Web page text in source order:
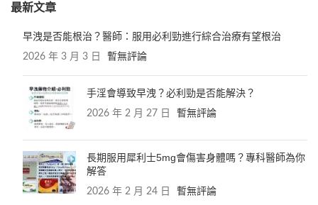
最新文章
早洩是否能根治？醫師：服用必利勁進行綜合治療有望根治
2026 年 3 月 3 日 暫無評論
手淫會導致早洩？必利勁是否能解決？
2026 年 2 月 27 日 暫無評論
長期服用犀利士5mg會傷害身體嗎？專科醫師為你
解答
2026 年 2 月 24 日 暫無評論